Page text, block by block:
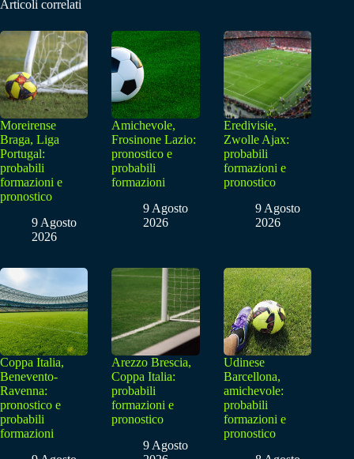
Articoli correlati
Moreirense
Braga, Liga
Portugal:
probabili
formazioni e
pronostico
9 Agosto
2026
Amichevole,
Frosinone Lazio:
pronostico e
probabili
formazioni
9 Agosto
2026
Eredivisie,
Zwolle Ajax:
probabili
formazioni e
pronostico
9 Agosto
2026
Coppa Italia,
Benevento-
Ravenna:
pronostico e
probabili
formazioni
Arezzo Brescia,
Coppa Italia:
probabili
formazioni e
pronostico
9 Agosto
Udinese
Barcellona,
amichevole:
probabili
formazioni e
pronostico